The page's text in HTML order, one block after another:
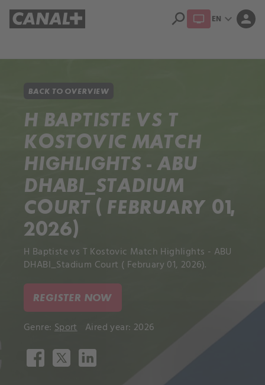
search EN expand_more person
BACK TO OVERVIEW
H BAPTISTE VS T
KOSTOVIC MATCH
HIGHLIGHTS - ABU
DHABI_STADIUM
COURT ( FEBRUARY 01,
2026)
H Baptiste vs T Kostovic Match Highlights - ABU
DHABI_Stadium Court ( February 01, 2026).
REGISTER NOW
Genre: Sport Aired year: 2026